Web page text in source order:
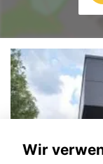
Wir